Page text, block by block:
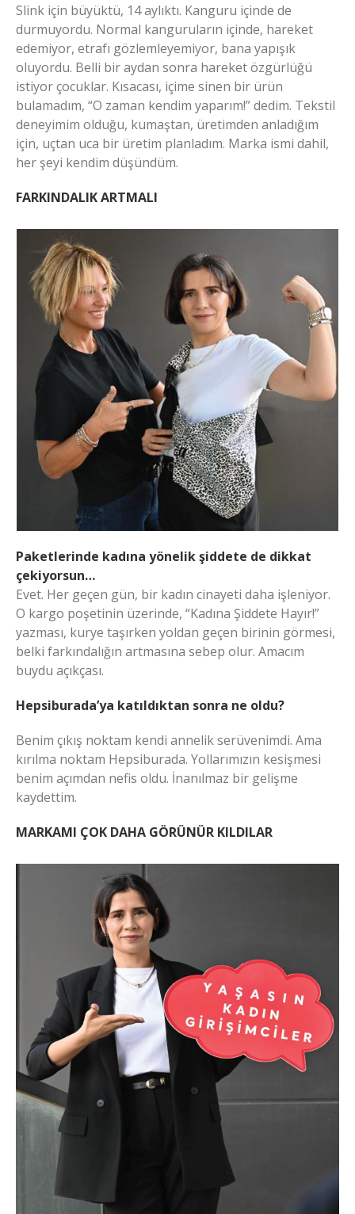
Slink için büyüktü, 14 aylıktı. Kanguru içinde de
durmuyordu. Normal kanguruların içinde, hareket
edemiyor, etrafı gözlemleyemiyor, bana yapışık
oluyordu. Belli bir aydan sonra hareket özgürlüğü
istiyor çocuklar. Kısacası, içime sinen bir ürün
bulamadım, “O zaman kendim yaparım!” dedim. Tekstil
deneyimim olduğu, kumaştan, üretimden anladığım
için, uçtan uca bir üretim planladım. Marka ismi dahil,
her şeyi kendim düşündüm.
FARKINDALIK ARTMALI
Paketlerinde kadına yönelik şiddete de dikkat
çekiyorsun…
Evet. Her geçen gün, bir kadın cinayeti daha işleniyor.
O kargo poşetinin üzerinde, “Kadına Şiddete Hayır!”
yazması, kurye taşırken yoldan geçen birinin görmesi,
belki farkındalığın artmasına sebep olur. Amacım
buydu açıkçası.
Hepsiburada’ya katıldıktan sonra ne oldu?
Benim çıkış noktam kendi annelik serüvenimdi. Ama
kırılma noktam Hepsiburada. Yollarımızın kesişmesi
benim açımdan nefis oldu. İnanılmaz bir gelişme
kaydettim.
MARKAMI ÇOK DAHA GÖRÜNÜR KILDILAR